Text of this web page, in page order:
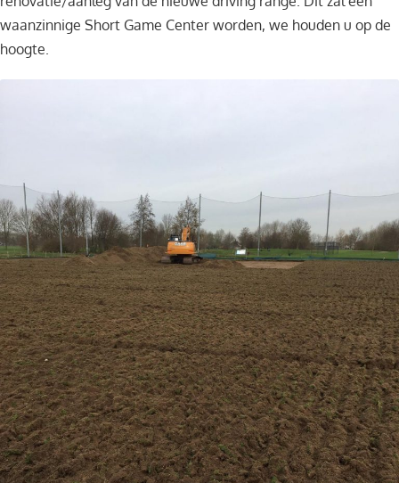
waanzinnige Short Game Center worden, we houden u op de
hoogte.